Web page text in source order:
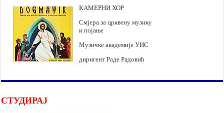
КАМЕРНИ ХОР
Смјера за црквену музику
и појање
Музичке академије УИС
диригент Раде Радовић
СТУДИРАЈ